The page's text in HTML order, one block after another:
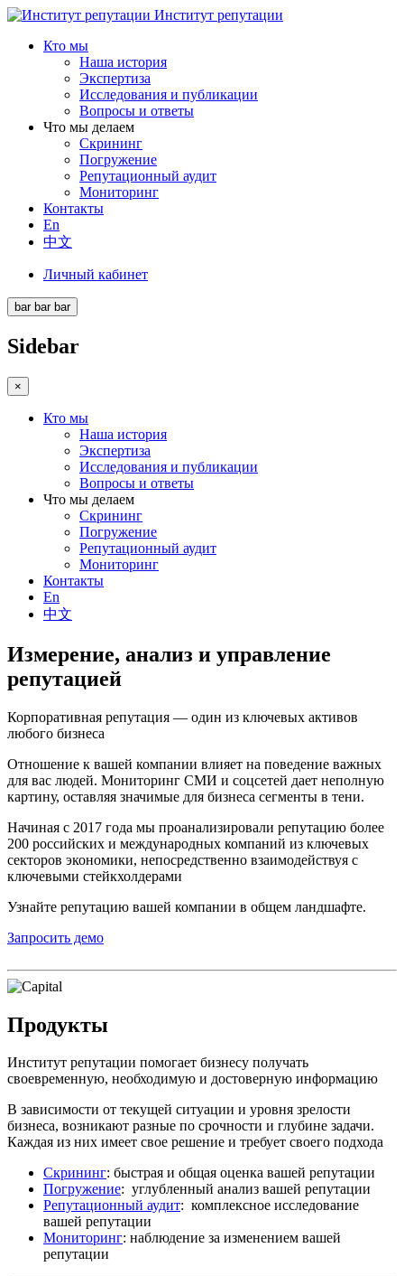
Институт репутации
Кто мы
Наша история
Экспертиза
Исследования и публикации
Вопросы и ответы
Что мы делаем
Скрининг
Погружение
Репутационный аудит
Мониторинг
Контакты
En
中文
Личный кабинет
bar bar bar
Sidebar
×
Кто мы
Наша история
Экспертиза
Исследования и публикации
Вопросы и ответы
Что мы делаем
Скрининг
Погружение
Репутационный аудит
Мониторинг
Контакты
En
中文
Измерение, анализ и управление
репутацией
Корпоративная репутация — один из ключевых активов
любого бизнеса
Отношение к вашей компании влияет на поведение важных
для вас людей. Мониторинг СМИ и соцсетей дает неполную
картину, оставляя значимые для бизнеса сегменты в тени.
Начиная с 2017 года мы проанализировали репутацию более
200 российских и международных компаний из ключевых
секторов экономики, непосредственно взаимодействуя с
ключевыми стейкхолдерами
Узнайте репутацию вашей компании в общем ландшафте.
Запросить демо
Продукты
Институт репутации помогает бизнесу получать
своевременную, необходимую и достоверную информацию
В зависимости от текущей ситуации и уровня зрелости
бизнеса, возникают разные по срочности и глубине задачи.
Каждая из них имеет свое решение и требует своего подхода
Скрининг: быстрая и общая оценка вашей репутации
Погружение: углубленный анализ вашей репутации
Репутационный аудит: комплексное исследование
вашей репутации
Мониторинг: наблюдение за изменением вашей
репутации